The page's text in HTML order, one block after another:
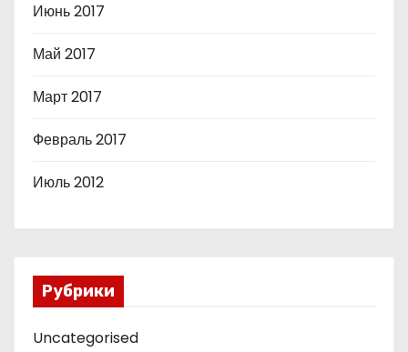
Июнь 2017
Май 2017
Март 2017
Февраль 2017
Июль 2012
Рубрики
Uncategorised